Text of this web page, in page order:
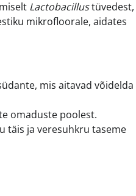
Lactobacillustüvedest,
mikrofloorale, aidates
mis aitavad võidelda
omaduste poolest.
täis ja veresuhkru taseme